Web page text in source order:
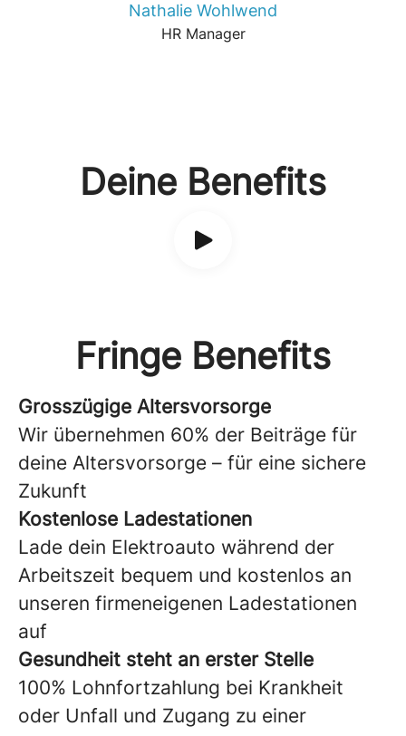
Nathalie Wohlwend
HR Manager
Deine Benefits
Fringe Benefits
Grosszügige Altersvorsorge
Wir übernehmen 60% der Beiträge für
deine Altersvorsorge – für eine sichere
Zukunft
Kostenlose Ladestationen
Lade dein Elektroauto während der
Arbeitszeit bequem und kostenlos an
unseren firmeneigenen Ladestationen
auf
Gesundheit steht an erster Stelle
100% Lohnfortzahlung bei Krankheit
oder Unfall und Zugang zu einer